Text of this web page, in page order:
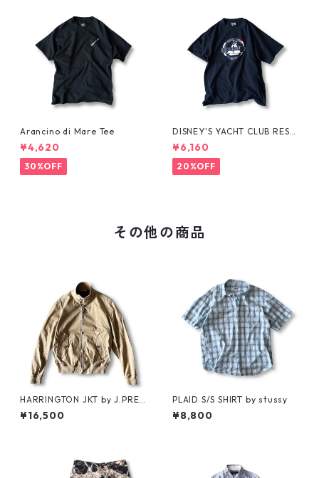
Arancino di Mare Tee
¥4,620
30%OFF
DISNEY'S YACHT CLUB RESO
RT Tee
¥6,160
20%OFF
その他の商品
HARRINGTON JKT by J.PRES
S
¥16,500
PLAID S/S SHIRT by stussy
¥8,800